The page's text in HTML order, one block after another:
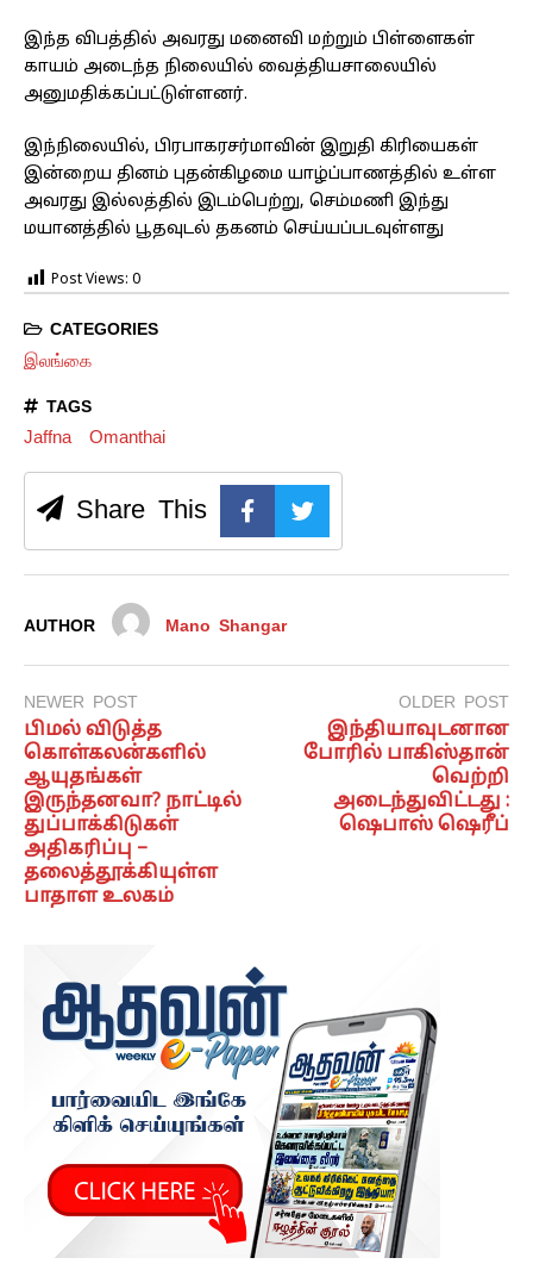
இந்த விபத்தில் அவரது மனைவி மற்றும் பிள்ளைகள்
காயம் அடைந்த நிலையில் வைத்தியசாலையில்
அனுமதிக்கப்பட்டுள்ளனர்.
இந்நிலையில், பிரபாகரசர்மாவின் இறுதி கிரியைகள்
இன்றைய தினம் புதன்கிழமை யாழ்ப்பாணத்தில் உள்ள
அவரது இல்லத்தில் இடம்பெற்று, செம்மணி இந்து
மயானத்தில் பூதவுடல் தகனம் செய்யப்படவுள்ளது
Post Views: 0
CATEGORIES
இலங்கை
TAGS
Jaffna Omanthai
Share This
AUTHOR Mano Shangar
NEWER POST
பிமல் விடுத்த
கொள்கலன்களில்
ஆயுதங்கள்
இருந்தனவா? நாட்டில்
துப்பாக்கிடுகள்
அதிகரிப்பு –
தலைத்தூக்கியுள்ள
பாதாள உலகம்
OLDER POST
இந்தியாவுடனான
போரில் பாகிஸ்தான்
வெற்றி
அடைந்துவிட்டது :
ஷெபாஸ் ஷெரீப்